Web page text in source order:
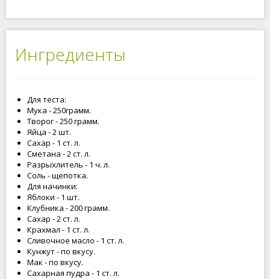
Ингредиенты
Для теста:
Мука - 250грамм.
Творог - 250 грамм.
Яйца - 2 шт.
Сахар - 1 ст. л.
Сметана - 2 ст. л.
Разрыхлитель - 1 ч. л.
Соль - щепотка.
Для начинки:
Яблоки - 1 шт.
Клубника - 200 грамм.
Сахар - 2 ст. л.
Крахмал - 1 ст. л.
Сливочное масло - 1 ст. л.
Кунжут - по вкусу.
Мак - по вкусу.
Сахарная пудра - 1 ст. л.